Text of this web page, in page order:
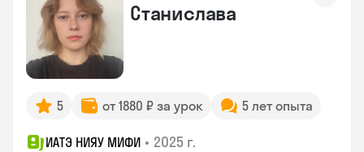
Станислава
5 от 1880 ₽ за урок 5 лет опыта
ИАТЭ НИЯУ МИФИ • 2025 г.